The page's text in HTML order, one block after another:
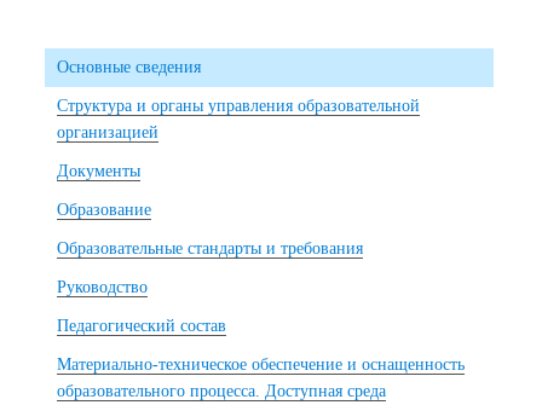
Основные сведения
Структура и органы управления образовательной
организацией
Документы
Образование
Образовательные стандарты и требования
Руководство
Педагогический состав
Материально-техническое обеспечение и оснащенность
образовательного процесса. Доступная среда